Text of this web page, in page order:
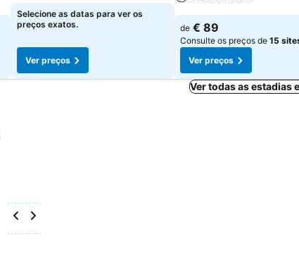
Ver preços
Selecione as datas para ver os
preços exatos.
Ver preços
Ver preços
de € 89
Consulte os preços de 15
Ver preços
Ver todas as estadias